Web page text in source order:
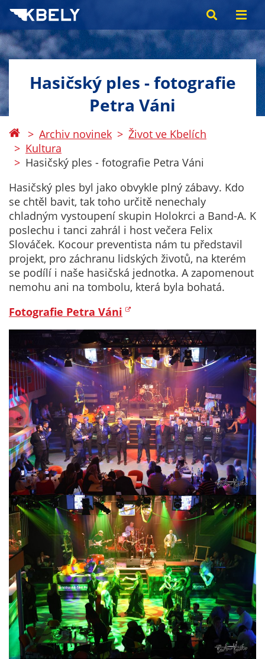
Hasičský ples - fotografie
Petra Váni
Archiv novinek
Život ve Kbelích
Kultura
Hasičský ples - fotografie Petra Váni
Hasičský ples byl jako obvykle plný zábavy. Kdo
se chtěl bavit, tak toho určitě nenechaly
chladným vystoupení skupin Holokrci a Band-A. K
poslechu i tanci zahrál i host večera Felix
Slováček. Kocour preventista nám tu představil
projekt, pro záchranu lidských životů, na kterém
se podílí i naše hasičská jednotka. A zapomenout
nemohu ani na tombolu, která byla bohatá.
Fotografie Petra Váni
Technické
cookies
Technické
správné
fungování
webu a všech
funkcí, které
nabízí.
Nepožadujeme
Váš souhlas s
využitím
technických
cookies na
našem webu. Z
tohoto důvodu
technické
cookies
nemohou být
individuálně
deaktivovány
nebo
aktivovány.
Analytické
cookies